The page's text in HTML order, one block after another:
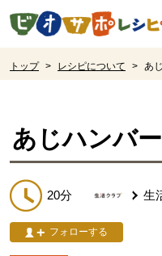
ページの先頭です。
トップ > レシピについて > あ
あじハンバ
20分 生
フォローする